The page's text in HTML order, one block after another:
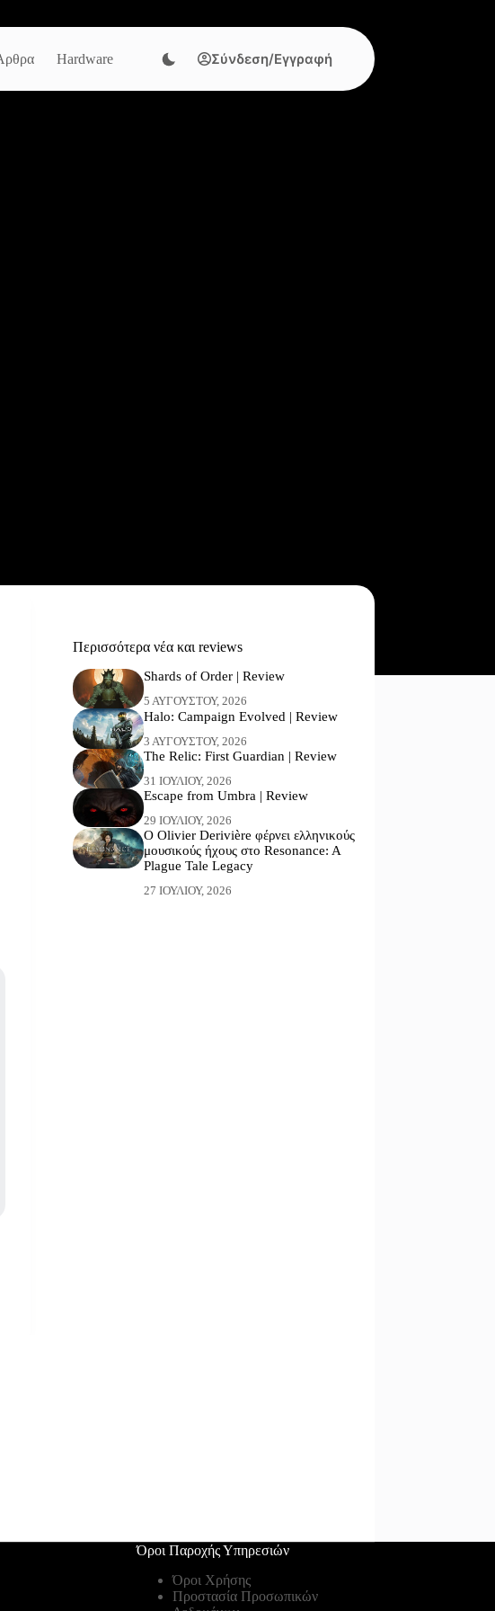
Hardware Σύνδεση/Εγγραφή
Περισσότερα νέα και reviews
Shards of Order | Review
5 ΑΥΓΟΎΣΤΟΥ, 2026
Halo: Campaign Evolved | Review
3 ΑΥΓΟΎΣΤΟΥ, 2026
The Relic: First Guardian | Review
31 ΙΟΥΛΊΟΥ, 2026
Escape from Umbra | Review
29 ΙΟΥΛΊΟΥ, 2026
Ο Olivier Derivière φέρνει ελληνικούς
μουσικούς ήχους στο Resonance: A
Plague Tale Legacy
27 ΙΟΥΛΊΟΥ, 2026
Όροι Παροχής Υπηρεσιών
Όροι Χρήσης
Προστασία Προσωπικών